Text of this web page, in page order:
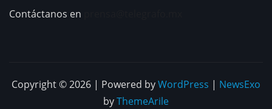
Contáctanos en
Copyright © 2026 | Powered byWordPress | NewsExo
byThemeArile